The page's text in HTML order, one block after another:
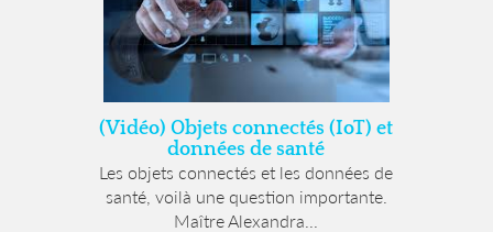
(Vidéo) Objets connectés (IoT) et
données de santé
Les objets connectés et les données de
santé, voilà une question importante.
Maître Alexandra...